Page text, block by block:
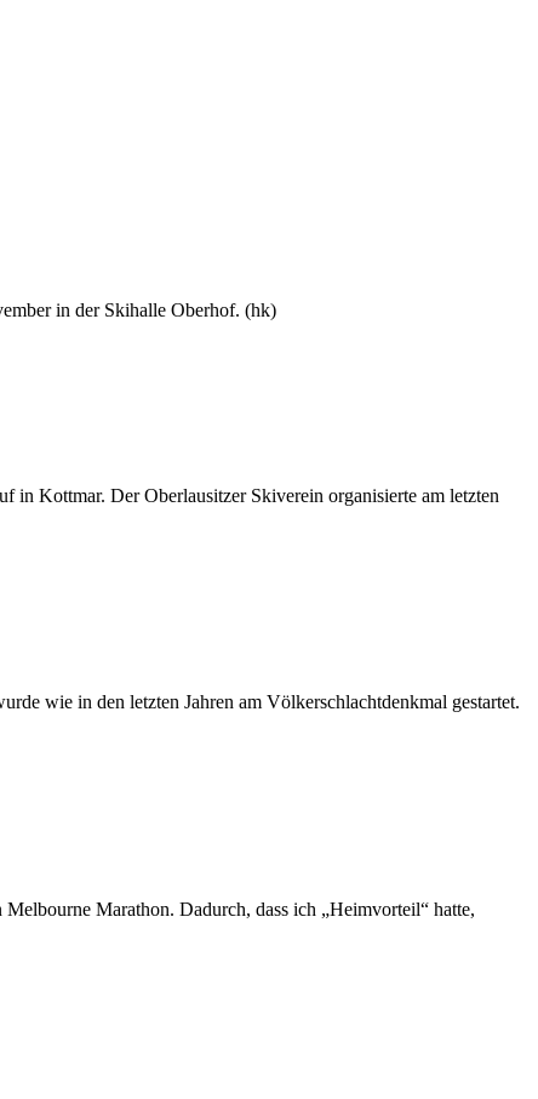
in der Skihalle Oberhof. (hk)
in Kottmar. Der Oberlausitzer Skiverein organisierte am letzten
wie in den letzten Jahren am Völkerschlachtdenkmal gestartet.
Marathon. Dadurch, dass ich „Heimvorteil“ hatte,